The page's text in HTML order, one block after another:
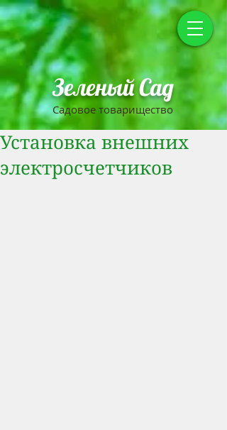
Зеленый Сад
Садовое товарищество
Установка внешних
электросчетчиков